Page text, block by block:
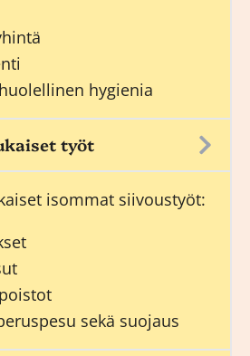
hygienia
työt
isommat siivoustyöt:
sekä suojaus